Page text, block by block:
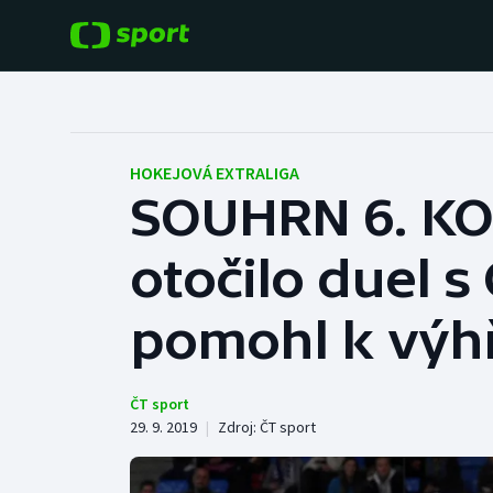
Hokej
Tenis
Cyklistika
Baseball a softbal
Basketbal
Biatlon
HOKEJOVÁ EXTRALIGA
SOUHRN 6.
otočilo duel s
pomohl k
ČT sport
29. 9. 2019 | Zdroj: ČT sport